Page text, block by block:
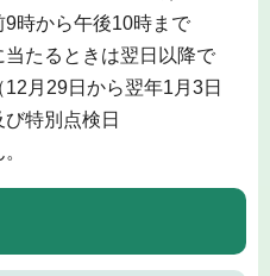
時から午後10時まで
たるときは翌日以降で
月29日から翌年1月3日
特別点検日